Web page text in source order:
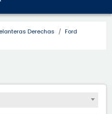
Derechas
Ford